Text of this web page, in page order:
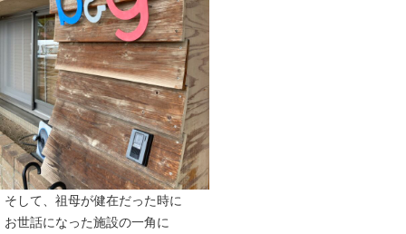
そして、祖母が健在だった時に
お世話になった施設の一角に